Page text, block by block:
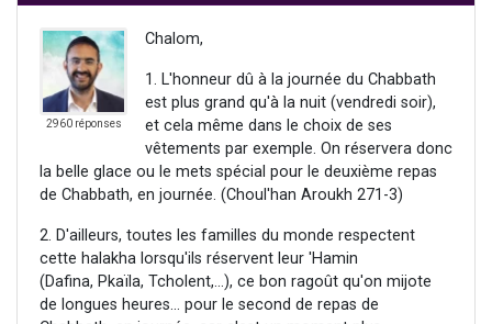
2960 réponses
Chalom,
1. L'honneur dû à la journée du Chabbath
est plus grand qu'à la nuit (vendredi soir),
et cela même dans le choix de ses
vêtements par exemple. On réservera donc
la belle glace ou le mets spécial pour le deuxième repas
de Chabbath, en journée. (Choul'han Aroukh 271-3)
2. D'ailleurs, toutes les familles du monde respectent
cette halakha lorsqu'ils réservent leur 'Hamin
(Dafina, Pkaïla, Tcholent,...), ce bon ragoût qu'on mijote
de longues heures... pour le second de repas de